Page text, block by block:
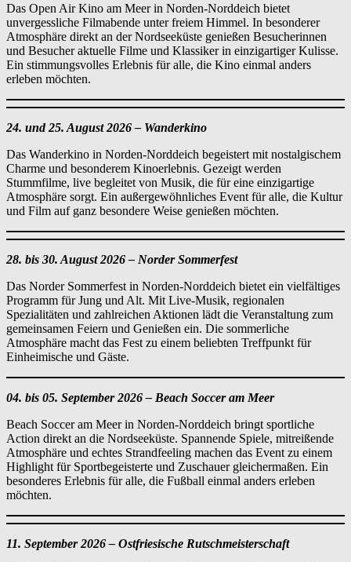
Das Open Air Kino am Meer in Norden-Norddeich bietet
unvergessliche Filmabende unter freiem Himmel. In besonderer
Atmosphäre direkt an der Nordseeküste genießen Besucherinnen
und Besucher aktuelle Filme und Klassiker in einzigartiger Kulisse.
Ein stimmungsvolles Erlebnis für alle, die Kino einmal anders
erleben möchten.
24. und 25. August 2026 – Wanderkino
Das Wanderkino in Norden-Norddeich begeistert mit nostalgischem
Charme und besonderem Kinoerlebnis. Gezeigt werden
Stummfilme, live begleitet von Musik, die für eine einzigartige
Atmosphäre sorgt. Ein außergewöhnliches Event für alle, die Kultur
und Film auf ganz besondere Weise genießen möchten.
28. bis 30. August 2026 – Norder Sommerfest
Das Norder Sommerfest in Norden-Norddeich bietet ein vielfältiges
Programm für Jung und Alt. Mit Live-Musik, regionalen
Spezialitäten und zahlreichen Aktionen lädt die Veranstaltung zum
gemeinsamen Feiern und Genießen ein. Die sommerliche
Atmosphäre macht das Fest zu einem beliebten Treffpunkt für
Einheimische und Gäste.
04. bis 05. September 2026 – Beach Soccer am Meer
Beach Soccer am Meer in Norden-Norddeich bringt sportliche
Action direkt an die Nordseeküste. Spannende Spiele, mitreißende
Atmosphäre und echtes Strandfeeling machen das Event zu einem
Highlight für Sportbegeisterte und Zuschauer gleichermaßen. Ein
besonderes Erlebnis für alle, die Fußball einmal anders erleben
möchten.
11. September 2026 – Ostfriesische Rutschmeisterschaft